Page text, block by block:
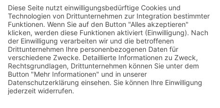
Zurück
×
Kitas
Übersicht
Über uns
Struktur
Team
Suche nach neuen Fachkräften
Für Eltern